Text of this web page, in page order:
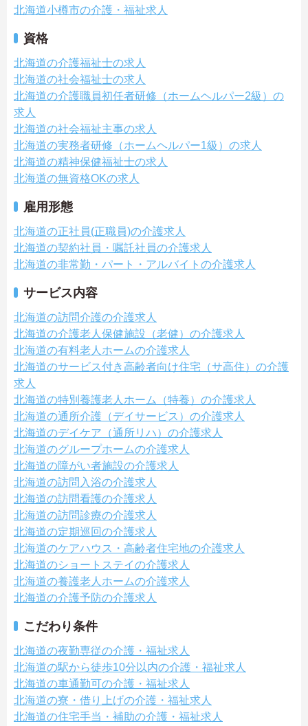
北海道小樽市の介護・福祉求人
資格
北海道の介護福祉士の求人
北海道の社会福祉士の求人
北海道の介護職員初任者研修（ホームヘルパー2級）の
求人
北海道の社会福祉主事の求人
北海道の実務者研修（ホームヘルパー1級）の求人
北海道の精神保健福祉士の求人
北海道の無資格OKの求人
雇用形態
北海道の正社員(正職員)の介護求人
北海道の契約社員・嘱託社員の介護求人
北海道の非常勤・パート・アルバイトの介護求人
サービス内容
北海道の訪問介護の介護求人
北海道の介護老人保健施設（老健）の介護求人
北海道の有料老人ホームの介護求人
北海道のサービス付き高齢者向け住宅（サ高住）の介護
求人
北海道の特別養護老人ホーム（特養）の介護求人
北海道の通所介護（デイサービス）の介護求人
北海道のデイケア（通所リハ）の介護求人
北海道のグループホームの介護求人
北海道の障がい者施設の介護求人
北海道の訪問入浴の介護求人
北海道の訪問看護の介護求人
北海道の訪問診療の介護求人
北海道の定期巡回の介護求人
北海道のケアハウス・高齢者住宅地の介護求人
北海道のショートステイの介護求人
北海道の養護老人ホームの介護求人
北海道の介護予防の介護求人
こだわり条件
北海道の夜勤専従の介護・福祉求人
北海道の駅から徒歩10分以内の介護・福祉求人
北海道の車通勤可の介護・福祉求人
北海道の寮・借り上げの介護・福祉求人
北海道の住宅手当・補助の介護・福祉求人